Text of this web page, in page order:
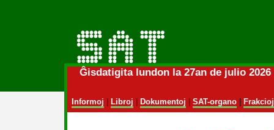
Ĝisdatigita lundon la 27an de julio
Informoj Libroj Dokumentoj SAT-organo| Frakcioj